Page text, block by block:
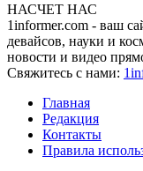
НАСЧЕТ НАС
1informer.com - ваш
девайсов, науки и
новости и видео
Свяжитесь с нами:
Главная
Редакция
Контакты
Правила